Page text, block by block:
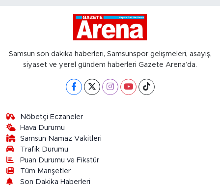
Samsun son dakika haberleri, Samsunspor gelişmeleri, asayiş,
siyaset ve yerel gündem haberleri Gazete Arena’da.
Nöbetçi Eczaneler
Hava Durumu
Samsun Namaz Vakitleri
Trafik Durumu
Puan Durumu ve Fikstür
Tüm Manşetler
Son Dakika Haberleri